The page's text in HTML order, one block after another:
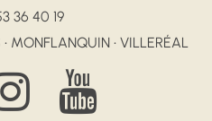
36 40 19
MONFLANQUIN • VILLERÉAL